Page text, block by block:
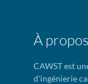
À
CAWST est
d'ingénierie